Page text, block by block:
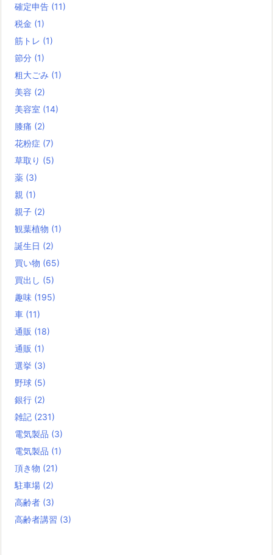
確定申告 (11)
税金 (1)
筋トレ (1)
節分 (1)
粗大ごみ (1)
美容 (2)
美容室 (14)
膝痛 (2)
花粉症 (7)
草取り (5)
薬 (3)
親 (1)
親子 (2)
観葉植物 (1)
誕生日 (2)
買い物 (65)
買出し (5)
趣味 (195)
車 (11)
通販 (18)
通販 (1)
選挙 (3)
野球 (5)
銀行 (2)
雑記 (231)
電気製品 (3)
電気製品 (1)
頂き物 (21)
駐車場 (2)
高齢者 (3)
高齢者講習 (3)